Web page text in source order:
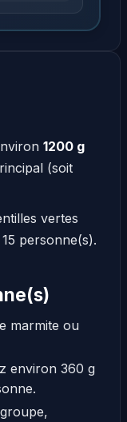
1200 g
(soit
vertes
personne(s).
marmite ou
environ 360 g